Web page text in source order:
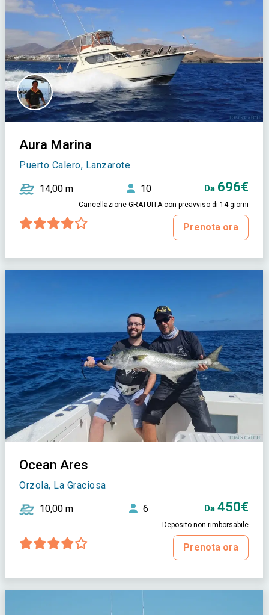
Aura Marina
Puerto Calero, Lanzarote
14,00 m 10 Da 696€
Cancellazione GRATUITA con preavviso di 14 giorni
Prenota ora
Ocean Ares
Orzola, La Graciosa
10,00 m 6 Da 450€
Deposito non rimborsabile
Prenota ora